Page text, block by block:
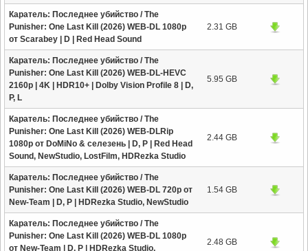
Каратель: Последнее убийство / The
Punisher: One Last Kill (2026) WEB-DL 1080p
от Scarabey | D | Red Head Sound
2.31 GB
Каратель: Последнее убийство / The
Punisher: One Last Kill (2026) WEB-DL-HEVC
2160p | 4K | HDR10+ | Dolby Vision Profile 8 | D,
P, L
5.95 GB
Каратель: Последнее убийство / The
Punisher: One Last Kill (2026) WEB-DLRip
1080p от DoMiNo & селезень | D, P | Red Head
Sound, NewStudio, LostFilm, HDRezka Studio
2.44 GB
Каратель: Последнее убийство / The
Punisher: One Last Kill (2026) WEB-DL 720p от
New-Team | D, P | HDRezka Studio, NewStudio
1.54 GB
Каратель: Последнее убийство / The
Punisher: One Last Kill (2026) WEB-DL 1080p
от New-Team | D, P | HDRezka Studio,
2.48 GB